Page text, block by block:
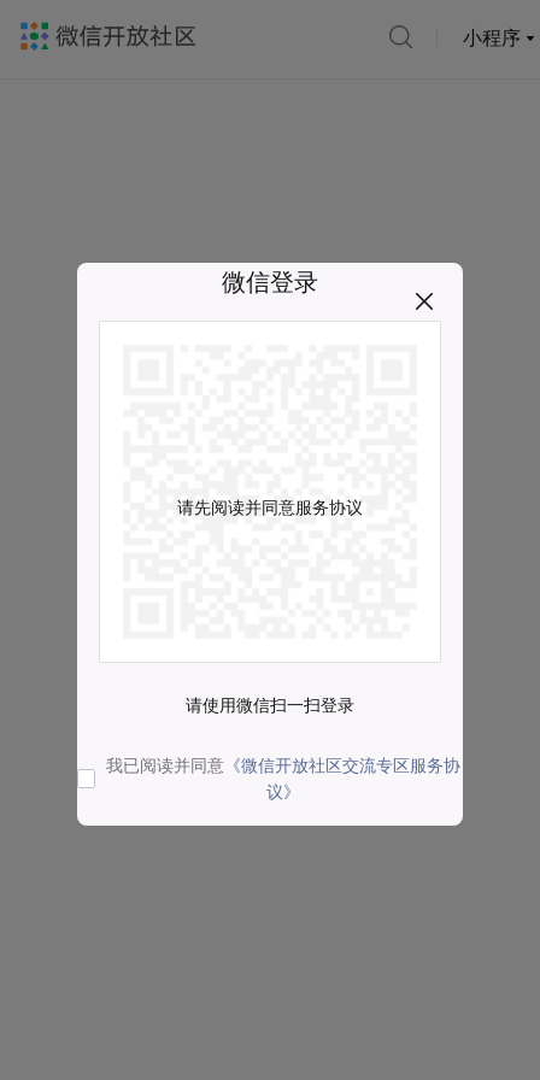
小程序
微信登录
请先阅读并同意服务协议
请使用微信扫一扫登录
我已阅读并同意 《微信开放社区交流专区服务协
议》